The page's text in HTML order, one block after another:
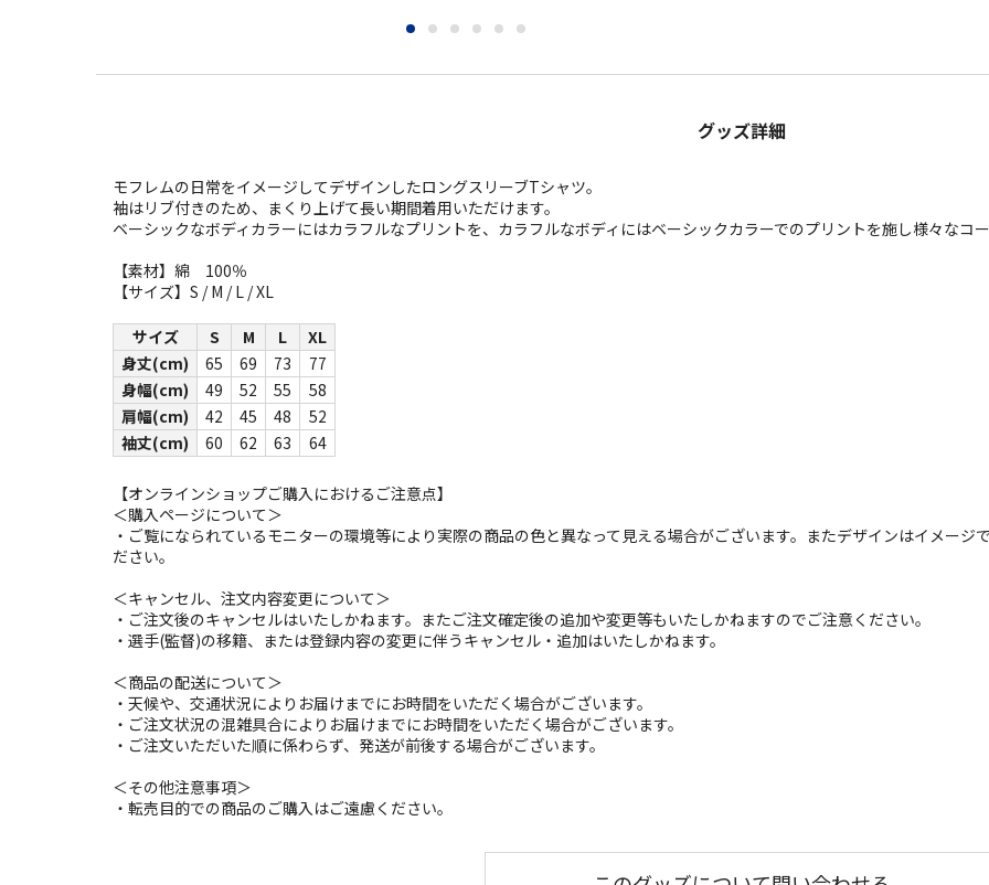
グッズ詳細
モフレムの日常をイメージしてデザインしたロングスリーブTシャツ。
袖はリブ付きのため、まくり上げて長い期間着用いただけます。
ベーシックなボディカラーにはカラフルなプリントを、カラフルなボディにはベーシックカラーでのプリントを施し様々なコ
【素材】綿 100％
【サイズ】S / M / L / XL
サイズ S M L
XL
身丈(cm)
65 69 73
77
身幅(cm)
49 52 55
58
肩幅(cm)
42 45 48
52
袖丈(cm)
60 62 63 64
【オンラインショップご購入におけるご注意点】
＜購入ページについて＞
・ご覧になられているモニターの環境等により実際の商品の色と異なって見える場合がございます。またデザインはイメージ
ださい。
＜キャンセル、注文内容変更について＞
・ご注文後のキャンセルはいたしかねます。またご注文確定後の追加や変更等もいたしかねますのでご注意ください。
・選手(監督)の移籍、または登録内容の変更に伴うキャンセル・追加はいたしかねます。
＜商品の配送について＞
・天候や、交通状況によりお届けまでにお時間をいただく場合がございます。
・ご注文状況の混雑具合によりお届けまでにお時間をいただく場合がございます。
・ご注文いただいた順に係わらず、発送が前後する場合がございます。
＜その他注意事項＞
・転売目的での商品のご購入はご遠慮ください。